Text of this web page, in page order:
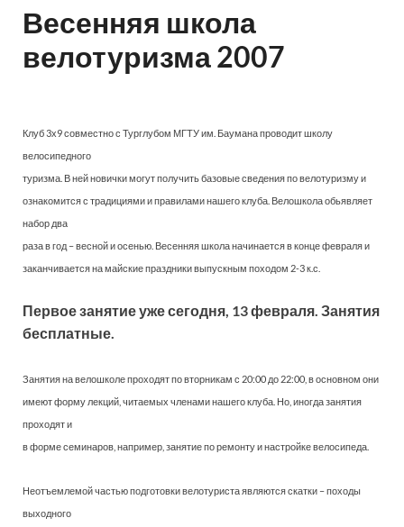
Весенняя школа
велотуризма 2007
Клуб 3х9 совместно с Турглубом МГТУ им. Баумана проводит школу
велосипедного
туризма. В ней новички могут получить базовые сведения по велотуризму и
ознакомится с традициями и правилами нашего клуба. Велошкола обьявляет
набор два
раза в год – весной и осенью. Весенняя школа начинается в конце февраля и
заканчивается на майские праздники выпускным походом 2-3 к.с.
Первое занятие уже сегодня, 13 февраля. Занятия
бесплатные.
Занятия на велошколе проходят по вторникам с 20:00 до 22:00, в основном они
имеют форму лекций, читаемых членами нашего клуба. Но, иногда занятия
проходят и
в форме семинаров, например, занятие по ремонту и настройке велосипеда.
Неотъемлемой частью подготовки велотуриста являются скатки – походы
выходного